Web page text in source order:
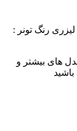
لیزری رنگ تونر :
های بیشتر و
باشید